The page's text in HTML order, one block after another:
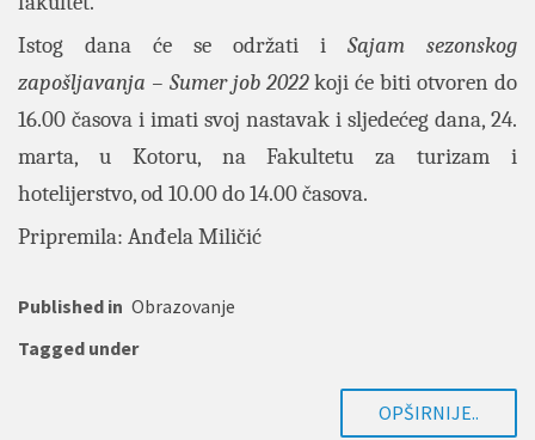
Istog dana će se održati i Sajam sezonskog
zapošljavanja – Sumer job 2022koji će biti otvoren do
16.00 časova i imati svoj nastavak i sljedećeg dana, 24.
marta, u Kotoru, na Fakultetu za turizam i
hotelijerstvo, od 10.00 do 14.00 časova.
Pripremila: Anđela Miličić
Published in Obrazovanje
Tagged under
OPŠIRNIJE..